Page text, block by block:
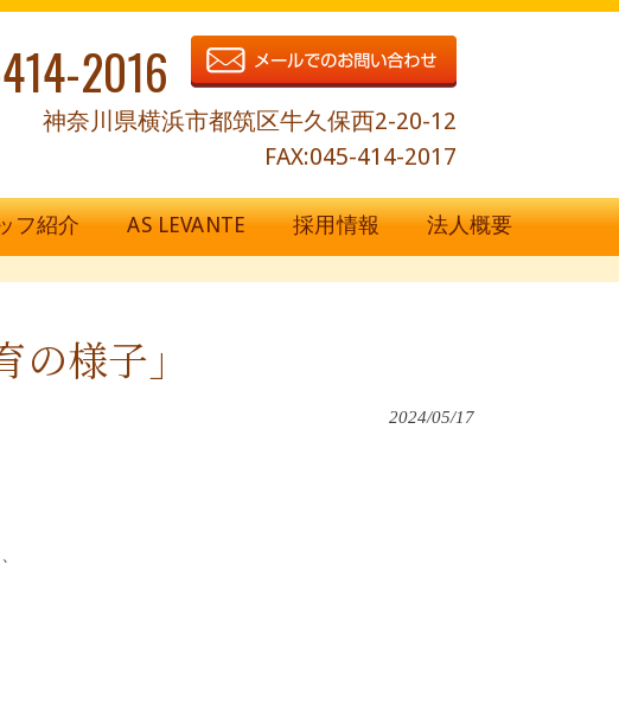
2016
神奈川県横浜市都筑区牛久保西2-20-12
FAX:045-414-2017
フ紹介 AS LEVANTE 採用情報 法人概要
様子」
2024/05/17